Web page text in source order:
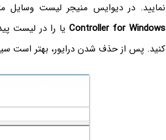
نمایید. در دیوایس منیجر لیست وسایل
Controller for Windows یا را در لیست
کنید. پس از حذف شدن درایور، بهتر است